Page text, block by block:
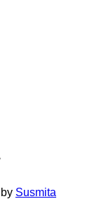
by Susmita